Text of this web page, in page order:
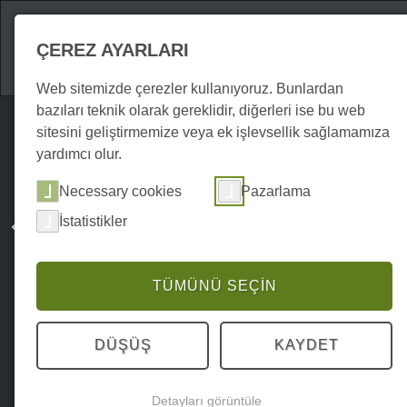
ÇEREZ AYARLARI
Web sitemizde çerezler kullanıyoruz. Bunlardan
bazıları teknik olarak gereklidir, diğerleri ise bu web
sitesini geliştirmemize veya ek işlevsellik sağlamamıza
yardımcı olur.
Necessary cookies
Pazarlama
İstatistikler
TÜMÜNÜ SEÇIN
DÜŞÜŞ KAYDET
Detayları görüntüle